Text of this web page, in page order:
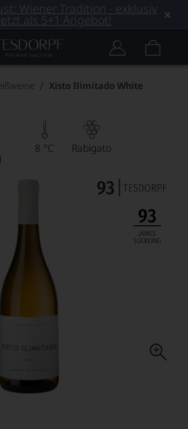
Wiener Tradition - exklusiv
als 5+1 Angebot!
Xisto Ilimitado White
8 °C Rabigato